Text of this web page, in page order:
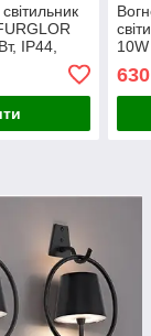
IP44,
630